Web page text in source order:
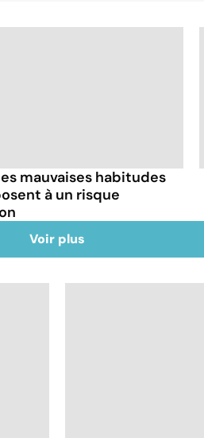
mauvaises habitudes
à un risque
Voir plus